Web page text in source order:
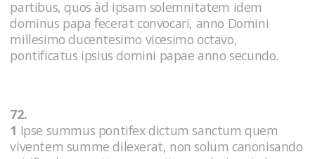
partibus, quos àd ipsam solemnitatem idem
dominus papa fecerat convocari, anno Domini
millesimo ducentesimo vicesimo octavo,
pontificatus ipsius domini papae anno secundo.
72.
1 Ipse summus pontifex dictum sanctum quem
viventem summe dilexerat, non solum canonisando